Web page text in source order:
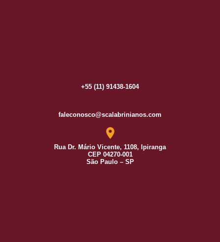
+55 (11) 91438-1604
faleconosco@scalabrinianos.com
Rua Dr. Mário Vicente, 1108, Ipiranga
CEP 04270-001
São Paulo – SP